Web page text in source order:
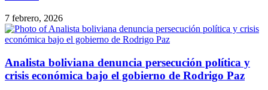
7 febrero, 2026
Analista boliviana denuncia persecución política y
crisis económica bajo el gobierno de Rodrigo Paz